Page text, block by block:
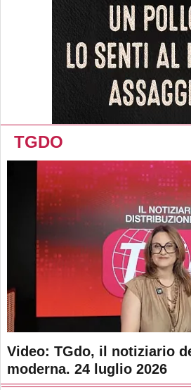
TGDO
Video: TGdo, il notiziario
moderna. 24 luglio 2026